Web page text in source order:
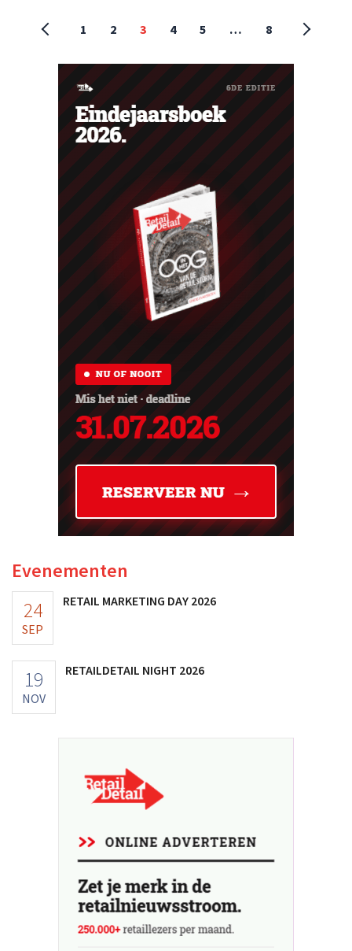
1 2 3 4 5 … 8
Evenementen
24
SEP
RETAIL MARKETING DAY 2026
19
NOV
RETAILDETAIL NIGHT 2026